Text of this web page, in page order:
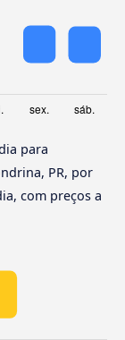
para
PR, por
com preços a